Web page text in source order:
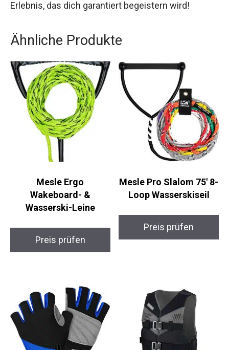
Erlebnis, das dich garantiert begeistern wird!
Ähnliche Produkte
Mesle Ergo
Wakeboard- &
Wasserski-Leine
Preis prüfen
Mesle Pro Slalom 75′ 8-
Loop Wasserskiseil
Preis prüfen